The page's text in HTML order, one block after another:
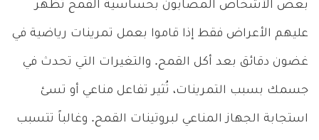
بعض الأشخاص المصابون بحساسية القمح تظهر
عليهم الأعراض فقط إذا قاموا بعمل تمرينات رياضية في
غضون دقائق بعد أكل القمح. والتغيرات التي تحدث في
جسمك بسبب التمرينات، تُثير تفاعل مناعي أو تسئ
استجابة الجهاز المناعي لبروتينات القمح. وغالباً تتسبب